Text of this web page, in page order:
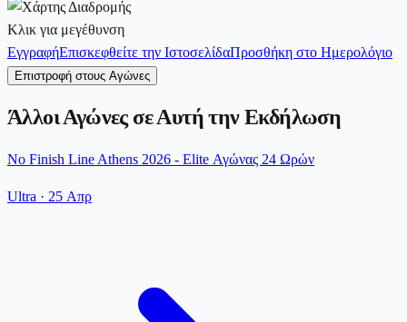
Κλικ για μεγέθυνση
ΕγγραφήΕπισκεφθείτε την ΙστοσελίδαΠροσθήκη στο Ημερολόγιο
Επιστροφή στους Αγώνες
Άλλοι Αγώνες σε Αυτή την Εκδήλωση
No Finish Line Athens 2026 - Elite Αγώνας 24 Ωρών
Ultra · 25 Απρ